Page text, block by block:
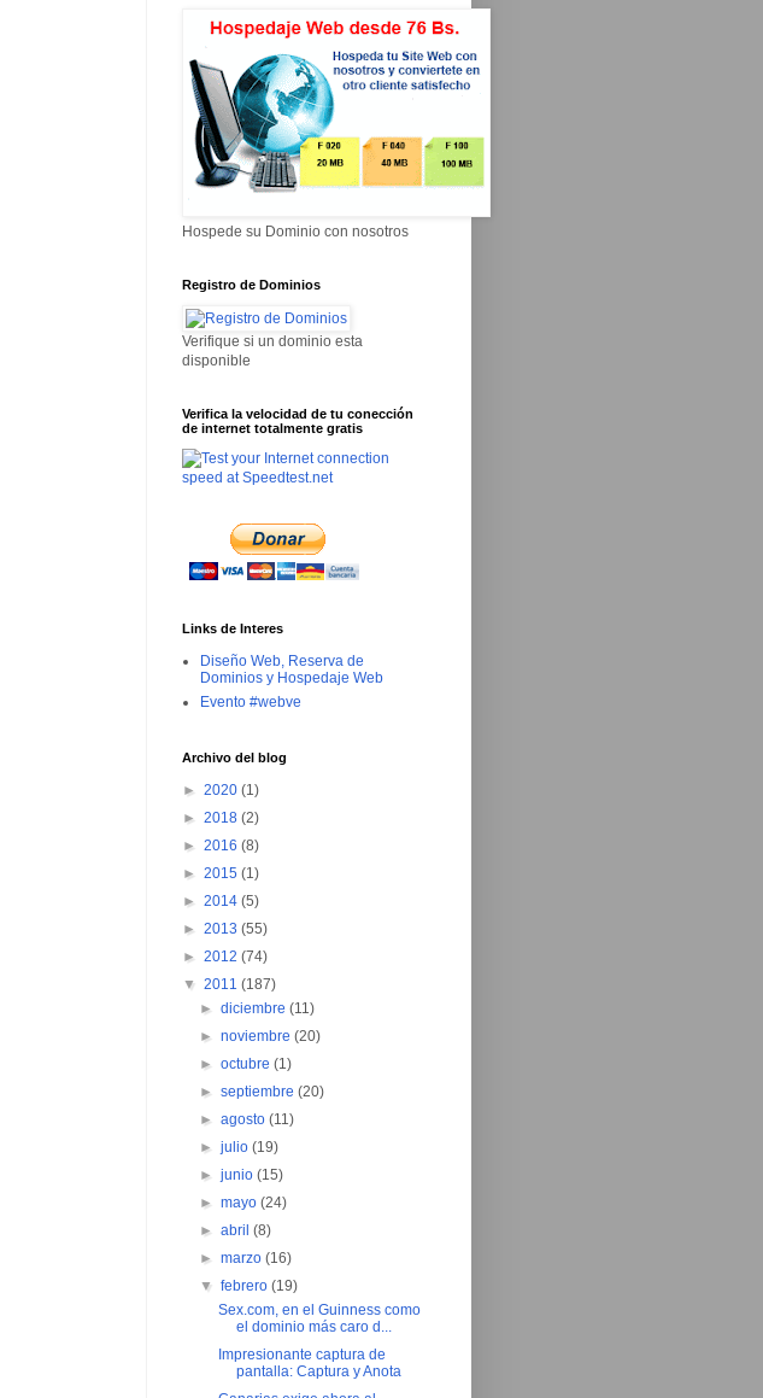
Hospede su Dominio con nosotros
Registro de Dominios
Verifique si un dominio esta
disponible
Verifica la velocidad de tu conección
de internet totalmente gratis
Links de Interes
Diseño Web, Reserva de
Dominios y Hospedaje Web
Evento #webve
Archivo del blog
► 2020 (1)
► 2018 (2)
► 2016 (8)
► 2015 (1)
► 2014 (5)
► 2013 (55)
► 2012 (74)
▼ 2011 (187)
►diciembre(11)
►noviembre(20)
►octubre(1)
►septiembre(20)
►agosto(11)
►julio(19)
►junio(15)
►mayo(24)
►abril(8)
►marzo(16)
▼febrero(19)
Sex.com, en el Guinness como
el dominio más caro d...
Impresionante captura de
pantalla: Captura y Anota